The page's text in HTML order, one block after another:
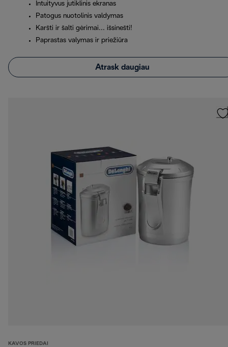
Intuityvus jutiklinis ekranas
Patogus nuotolinis valdymas
Karšti ir šalti gėrimai... išsinešti!
Paprastas valymas ir priežiūra
Atrask daugiau
KAVOS PRIEDAI